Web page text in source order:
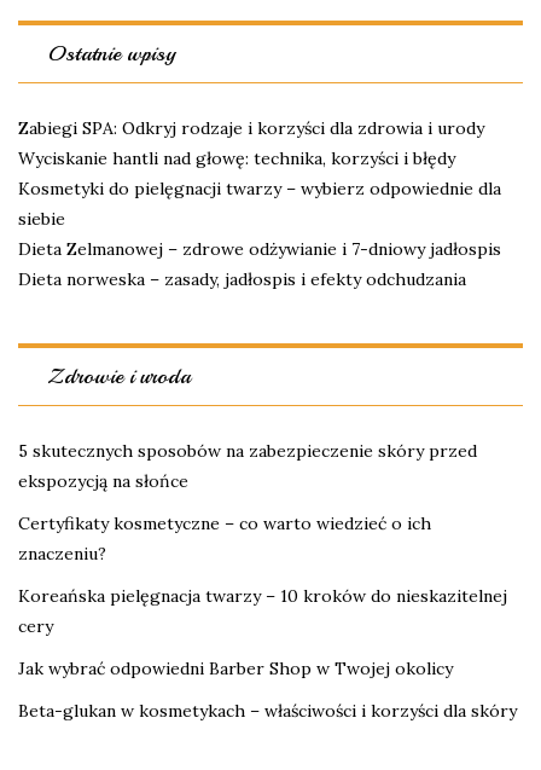
Ostatnie wpisy
Zabiegi SPA: Odkryj rodzaje i korzyści dla zdrowia i urody
Wyciskanie hantli nad głowę: technika, korzyści i błędy
Kosmetyki do pielęgnacji twarzy – wybierz odpowiednie dla
siebie
Dieta Zelmanowej – zdrowe odżywianie i 7-dniowy jadłospis
Dieta norweska – zasady, jadłospis i efekty odchudzania
Zdrowie i uroda
5 skutecznych sposobów na zabezpieczenie skóry przed
ekspozycją na słońce
Certyfikaty kosmetyczne – co warto wiedzieć o ich
znaczeniu?
Koreańska pielęgnacja twarzy – 10 kroków do nieskazitelnej
cery
Jak wybrać odpowiedni Barber Shop w Twojej okolicy
Beta-glukan w kosmetykach – właściwości i korzyści dla skóry